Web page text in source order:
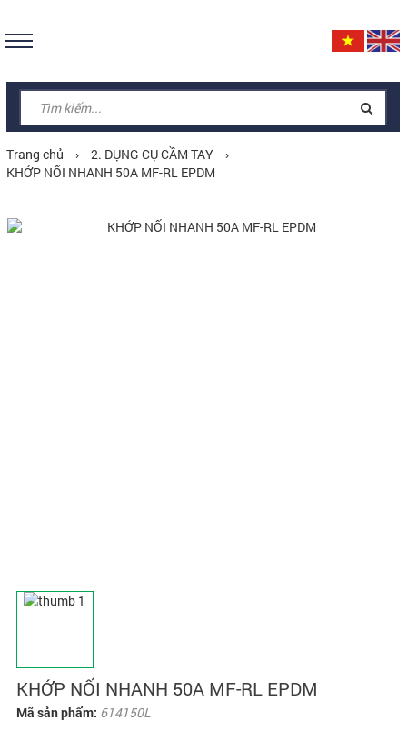
Trang chủ › 2. DỤNG CỤ CẦM TAY
›
KHỚP NỐI NHANH 50A MF-RL EPDM
KHỚP NỐI NHANH 50A MF-RL EPDM
Mã sản phẩm: 614150L